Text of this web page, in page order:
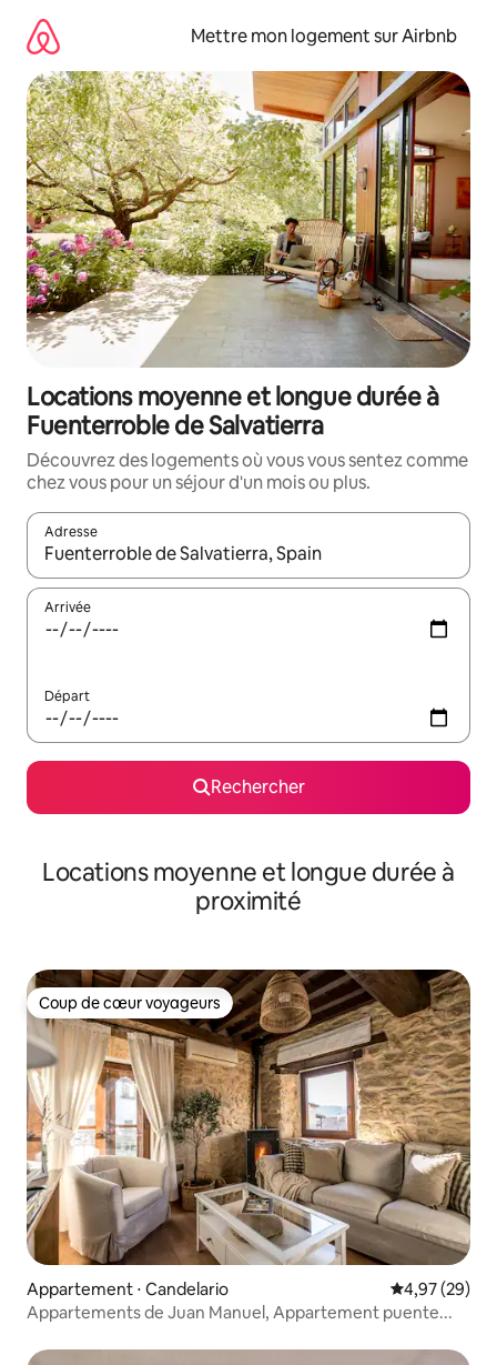
directement
contenu
Mettre mon logement sur Airbnb
Locations moyenne et longue durée à
Fuenterroble de Salvatierra
Découvrez des logements où vous vous sentez comme
chez vous pour un séjour d'un mois ou plus.
Adresse
Lorsque les résultats s'affichent, utilisez les flèches vers le
Arrivée
Départ
Rechercher
Locations moyenne et longue durée à
proximité
Coup de cœur voyageurs
Coup de cœur voyageurs
Appartement ⋅ Candelario Évaluation
4,97 (29)
Appartements de Juan Manuel, Appartement puente...